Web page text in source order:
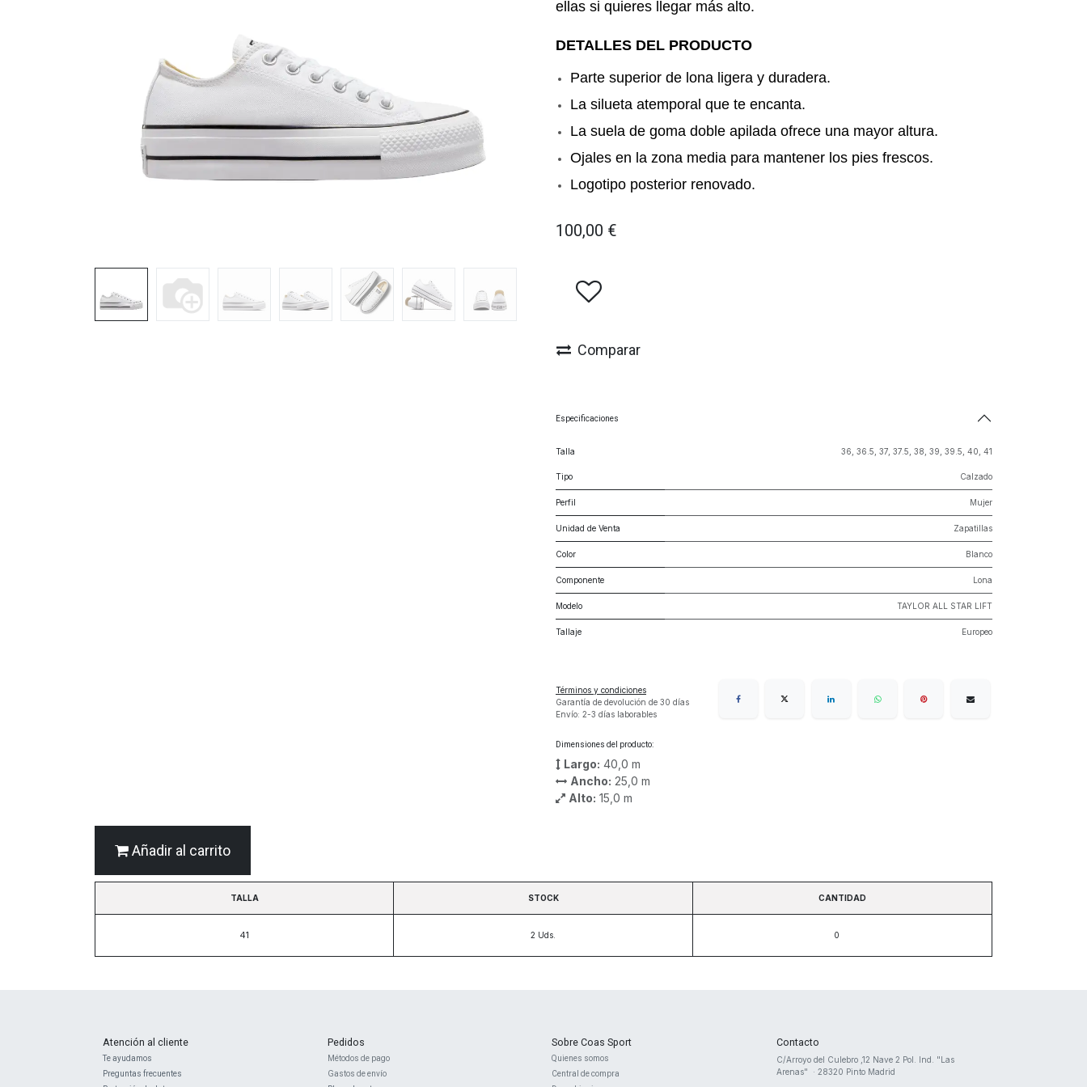
ellas si quieres llegar más alto.
DETALLES DEL PRODUCTO
Parte superior de lona ligera y duradera.
La silueta atemporal que te encanta.
La suela de goma doble apilada ofrece una mayor altura.
Ojales en la zona media para mantener los pies frescos.
Logotipo posterior renovado.
100,00 €
Comparar
Especificaciones
Talla 36 36.5 37 37.5 38 39 39.5 40 41
Tipo Calzado
Perfil Mujer
Unidad de Venta Zapatillas
Color Blanco
Componente Lona
Modelo TAYLOR ALL STAR LIFT
Tallaje Europeo
Términos y condiciones
Garantía de devolución de 30 días
Envío: 2-3 días laborables
Dimensiones del producto:
Largo: 40,0 m
Ancho: 25,0 m
Alto: 15,0 m
Añadir al carrito
TALLA STOCK CANTIDAD
41 2 Uds.
Pedidos
Métodos de pago
Gastos de envío
Atención al cliente
Te ayudamos
Preguntas frecuentes
Contacto
​C/Arroyo del Culebro ,12 Nave 2 ​Pol. Ind. "Las
Arenas" · 28320 Pinto Madrid
Sobre Coas Sport
Quienes ​somos
Central de compra